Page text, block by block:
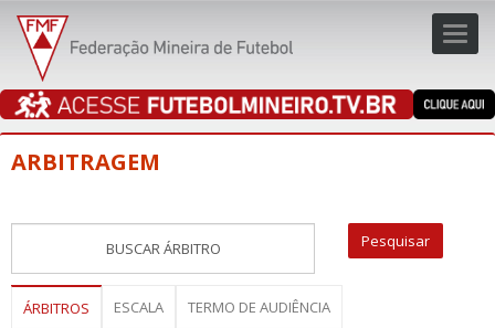
ARBITRAGEM
ÁRBITROS ESCALA TERMO DE AUDIÊNCIA